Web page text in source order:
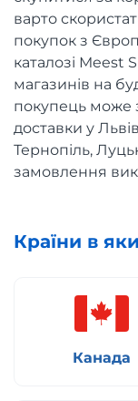
варто
покупок з
каталозі Meest
магазинів на
покупець може
доставки у
Тернопіль,
замовлення
Країни в
Канада